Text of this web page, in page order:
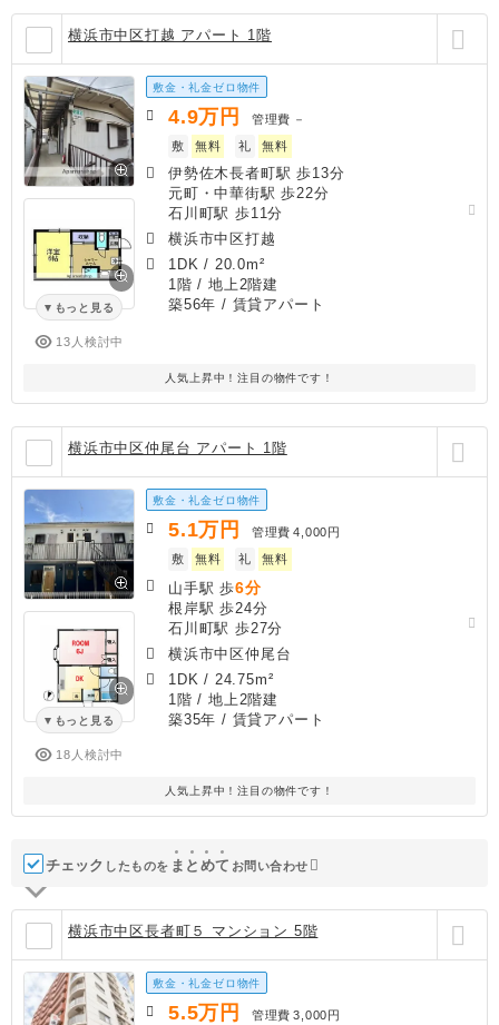
横浜市中区打越 アパート 1階
もっと見る
13人検討中
敷金・礼金ゼロ物件
4.9万円 管理費 －
敷
無料 礼 無料
伊勢佐木長者町駅 歩13分
元町・中華街駅 歩22分
石川町駅 歩11分
横浜市中区打越
1DK / 20.0m²
1階 / 地上2階建
築56年 / 賃貸アパート
人気上昇中！注目の物件です！
横浜市中区仲尾台 アパート 1階
もっと見る
18人検討中
敷金・礼金ゼロ物件
5.1万円 管理費 4,000円
敷
無料 礼 無料
山手駅 歩6分
根岸駅 歩24分
石川町駅 歩27分
横浜市中区仲尾台
1DK / 24.75m²
1階 / 地上2階建
築35年 / 賃貸アパート
人気上昇中！注目の物件です！
チェック したものを ま と めて お問い合わせ
横浜市中区長者町５ マンション 5階
敷金・礼金ゼロ物件
5.5万円 管理費 3,000円